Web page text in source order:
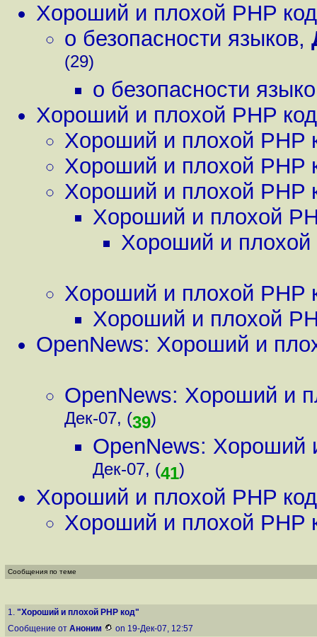
Хороший и плохой PHP код
о безопасности языков,
(29)
о безопасности
Хороший и плохой PHP код
Хороший и плохой PHP
Хороший и плохой PHP
Хороший и плохой PHP
Хороший и плохой
Хороший и плохой
Хороший и плохой PHP
Хороший и плохой
OpenNews: Хороший и
OpenNews: Хороший и
Дек-07, (39)
OpenNews: Хороший
Дек-07, (41)
Хороший и плохой PHP код
Хороший и плохой PHP
Сообщения по теме
1. "Хороший и плохой PHP код"
Сообщение от Аноним on 19-Дек-07, 12:57